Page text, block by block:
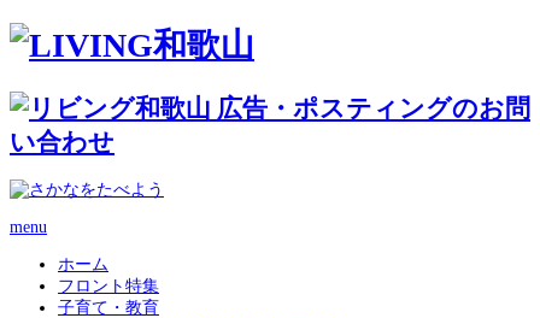
menu
ホーム
フロント特集
子育て・教育